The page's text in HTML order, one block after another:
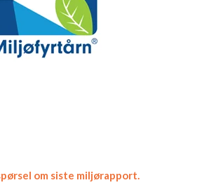
om siste miljørapport.